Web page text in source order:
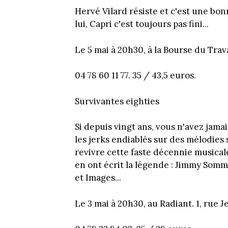
Hervé Vilard résiste et c'est une
lui, Capri c'est toujours pas fini...
Le 5 mai à 20h30, à la Bourse du
04 78 60 11 77. 35 / 43,5 euros.
Survivantes eighties
Si depuis vingt ans, vous n'avez
les jerks endiablés sur des
revivre cette faste décennie
en ont écrit la légende : Jimmy
et Images...
Le 3 mai à 20h30, au Radiant. 1, rue